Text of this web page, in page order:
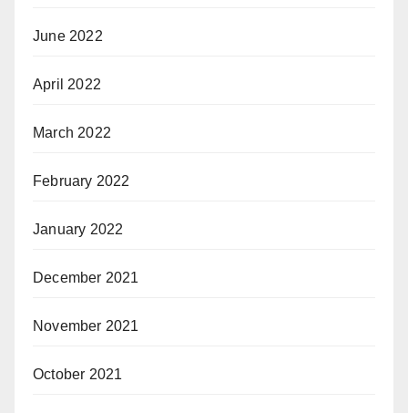
June 2022
April 2022
March 2022
February 2022
January 2022
December 2021
November 2021
October 2021